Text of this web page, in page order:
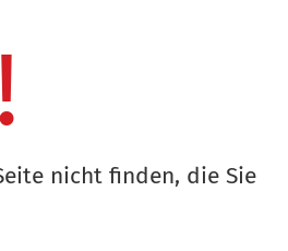
nicht finden, die Sie